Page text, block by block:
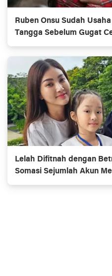
Ruben Onsu Sudah
Tangga Sebelum Gugat
Lelah Difitnah dengan
Somasi Sejumlah Akun